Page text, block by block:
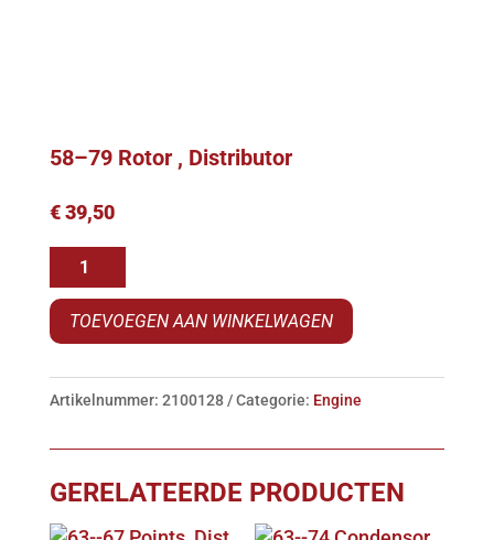
58–79 Rotor , Distributor
€39,50
-79
Rotor
Distributor
TOEVOEGEN AAN WINKELWAGEN
Artikelnummer: 2100128 Categorie: Engine
GERELATEERDE PRODUCTEN